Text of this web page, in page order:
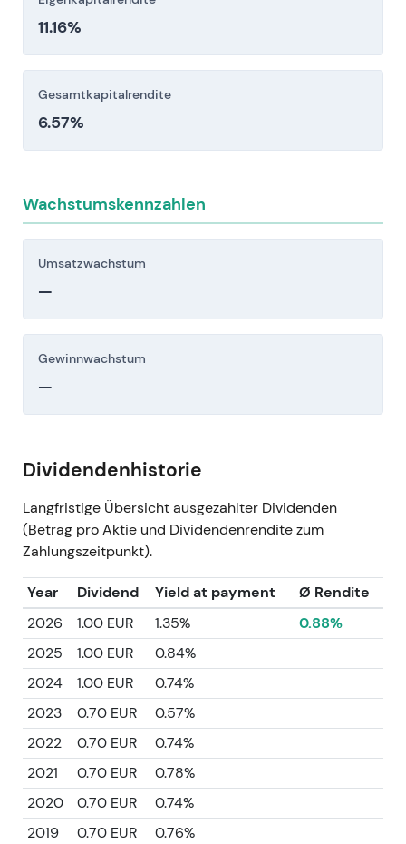
können.
Investitionsentscheidung sorgfältig berücksichtigen.
11.16%
Gesamtkapitalrendite
6.57%
Wachstumskennzahlen
Umsatzwachstum
—
Gewinnwachstum
—
Dividendenhistorie
Langfristige Übersicht ausgezahlter Dividenden
(Betrag pro Aktie und Dividendenrendite zum
Zahlungszeitpunkt).
Year Dividend Yield at payment
Ø Rendite
2026
1.00 EUR 1.35%
0.88%
2025
1.00 EUR
0.84%
2024
1.00 EUR
0.74%
2023
0.70 EUR
0.57%
2022
0.70 EUR
0.74%
2021
0.70 EUR
0.78%
2020
0.70 EUR
0.74%
2019
0.70 EUR
0.76%